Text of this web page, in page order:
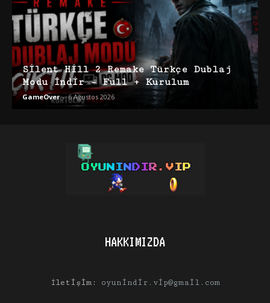
Silent Hill 2 Remake Türkçe Dublaj
Modu İndir – Full + Kurulum
GameOver - 6 Ağustos 2026
HAKKIMIZDA
İletişim: oyunindir.vip@gmail.com